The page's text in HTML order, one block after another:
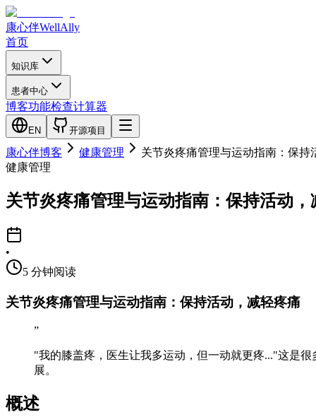
康心伴WellAlly
首页
知识库
患者中心
博客功能检查计算器
EN 开源项目
康心伴博客 健康管理
关节炎疼痛管理与运动指南：保持
健康管理
关节炎疼痛管理与运动指南：保持活动
•
5 分钟阅读
关节炎疼痛管理与运动指南：保持活动，减轻疼痛
”
"我的膝盖疼，医生让我多运动，但一动就更疼..."这是
展。
概述